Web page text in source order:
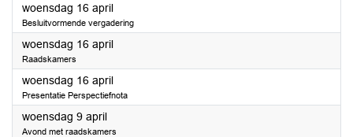
woensdag 16 april2025
Besluitvormende vergadering
woensdag 16 april2025
Raadskamers
woensdag 16 april2025
Presentatie Perspectiefnota
woensdag 9 april2025
Avond met raadskamers